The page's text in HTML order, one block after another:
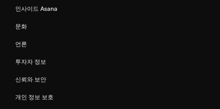
인사이드 Asana
문화
언론
투자자 정보
신뢰와 보안
개인 정보 보호